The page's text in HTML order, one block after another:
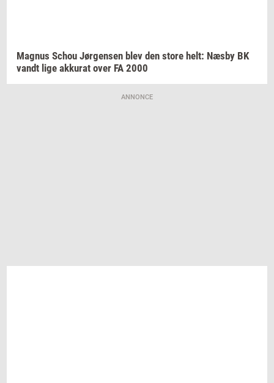
Magnus Schou Jør­gen­sen blev den store helt: Næsby BK
vandt lige ak­ku­rat over FA 2000
ANNONCE